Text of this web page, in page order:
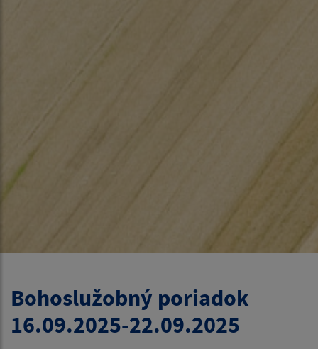
Bohoslužobný poriadok
16.09.2025-22.09.2025